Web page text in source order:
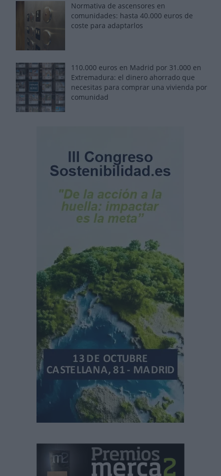
Normativa de ascensores en
comunidades: hasta 40.000 euros de
coste para adaptarlos
110.000 euros en Madrid por 31.000 en
Extremadura: el dinero ahorrado que
necesitas para comprar una vivienda por
comunidad